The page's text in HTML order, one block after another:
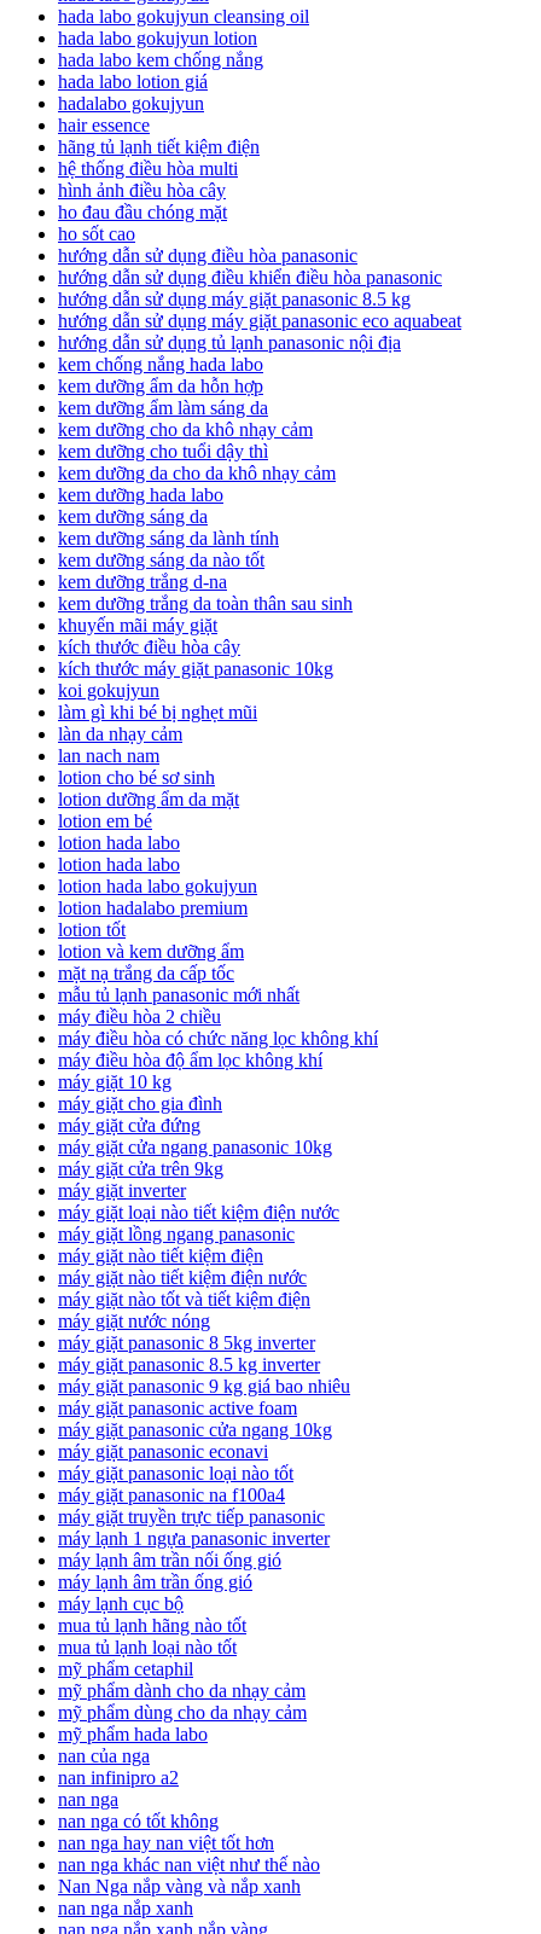
hada labo gokujyun cleansing oil
hada labo gokujyun lotion
hada labo kem chống nắng
hada labo lotion giá
hadalabo gokujyun
hair essence
hãng tủ lạnh tiết kiệm điện
hệ thống điều hòa multi
hình ảnh điều hòa cây
ho đau đầu chóng mặt
ho sốt cao
hướng dẫn sử dụng điều hòa panasonic
hướng dẫn sử dụng điều khiển điều hòa panasonic
hướng dẫn sử dụng máy giặt panasonic 8.5 kg
hướng dẫn sử dụng máy giặt panasonic eco aquabeat
hướng dẫn sử dụng tủ lạnh panasonic nội địa
kem chống nắng hada labo
kem dưỡng ẩm da hỗn hợp
kem dưỡng ẩm làm sáng da
kem dưỡng cho da khô nhạy cảm
kem dưỡng cho tuổi dậy thì
kem dưỡng da cho da khô nhạy cảm
kem dưỡng hada labo
kem dưỡng sáng da
kem dưỡng sáng da lành tính
kem dưỡng sáng da nào tốt
kem dưỡng trắng d-na
kem dưỡng trắng da toàn thân sau sinh
khuyến mãi máy giặt
kích thước điều hòa cây
kích thước máy giặt panasonic 10kg
koi gokujyun
làm gì khi bé bị nghẹt mũi
làn da nhạy cảm
lan nach nam
lotion cho bé sơ sinh
lotion dưỡng ẩm da mặt
lotion em bé
lotion hada labo
lotion hada labo
lotion hada labo gokujyun
lotion hadalabo premium
lotion tốt
lotion và kem dưỡng ẩm
mặt nạ trắng da cấp tốc
mẫu tủ lạnh panasonic mới nhất
máy điều hòa 2 chiều
máy điều hòa có chức năng lọc không khí
máy điều hòa độ ẩm lọc không khí
máy giặt 10 kg
máy giặt cho gia đình
máy giặt cửa đứng
máy giặt cửa ngang panasonic 10kg
máy giặt cửa trên 9kg
máy giặt inverter
máy giặt loại nào tiết kiệm điện nước
máy giặt lồng ngang panasonic
máy giặt nào tiết kiệm điện
máy giặt nào tiết kiệm điện nước
máy giặt nào tốt và tiết kiệm điện
máy giặt nước nóng
máy giặt panasonic 8 5kg inverter
máy giặt panasonic 8.5 kg inverter
máy giặt panasonic 9 kg giá bao nhiêu
máy giặt panasonic active foam
máy giặt panasonic cửa ngang 10kg
máy giặt panasonic econavi
máy giặt panasonic loại nào tốt
máy giặt panasonic na f100a4
máy giặt truyền trực tiếp panasonic
máy lạnh 1 ngựa panasonic inverter
máy lạnh âm trần nối ống gió
máy lạnh âm trần ống gió
máy lạnh cục bộ
mua tủ lạnh hãng nào tốt
mua tủ lạnh loại nào tốt
mỹ phẩm cetaphil
mỹ phẩm dành cho da nhạy cảm
mỹ phẩm dùng cho da nhạy cảm
mỹ phẩm hada labo
nan của nga
nan infinipro a2
nan nga
nan nga có tốt không
nan nga hay nan việt tốt hơn
nan nga khác nan việt như thế nào
Nan Nga nắp vàng và nắp xanh
nan nga nắp xanh
nan nga nắp xanh nắp vàng